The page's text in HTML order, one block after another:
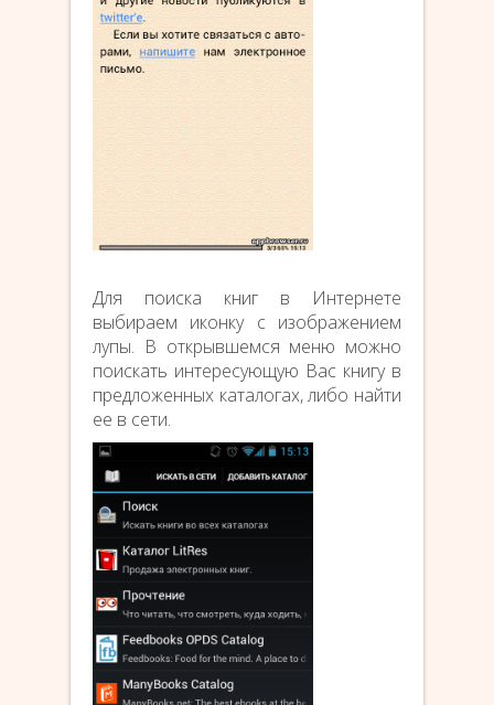
Для поиска книг в Интернете
выбираем иконку с изображением
лупы. В открывшемся меню можно
поискать интересующую Вас книгу в
предложенных каталогах, либо найти
ее в сети.